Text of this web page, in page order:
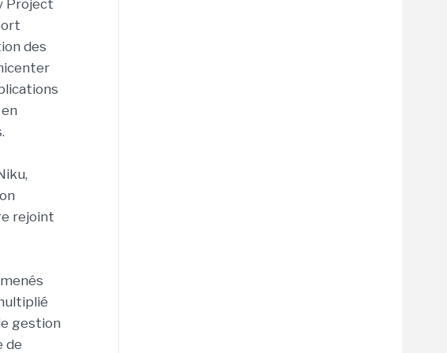
Project
des
rejoint
gestion
de